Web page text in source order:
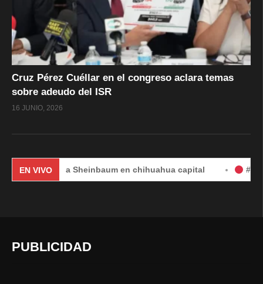
Cruz Pérez Cuéllar en el congreso aclara temas
sobre adeudo del ISR
16 JUNIO, 2026
EN VIVO
Sheinbaum en chihuahua capital #EnVivo | DÍA
PUBLICIDAD